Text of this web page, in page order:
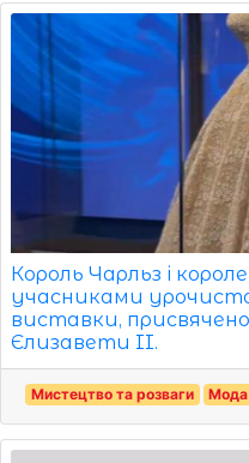
Король Чарльз і
учасниками
виставки,
Єлизавети II.
Мистецтво та розваги Мода